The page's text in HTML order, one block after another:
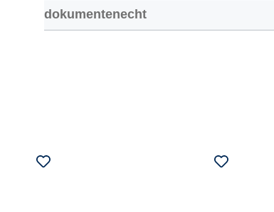
dokumentenecht